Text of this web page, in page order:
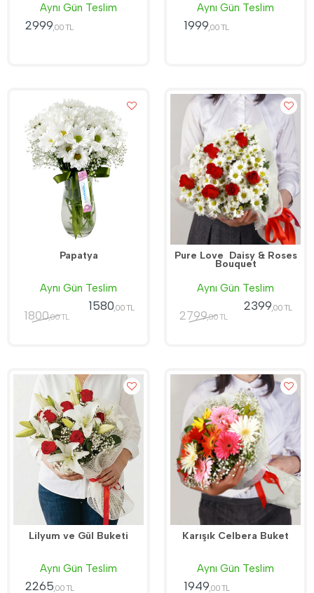
Aynı Gün Teslim
2999 ,00 TL
Aynı Gün Teslim
1999 ,00 TL
Papatya
Aynı Gün Teslim
1800,00 TL
1580,00 TL
Pure Love  Daisy & Roses
Bouquet
Aynı Gün Teslim
2799,00 TL
2399 ,00 TL
Lilyum ve Gül Buketi
Aynı Gün Teslim
2265,00 TL
Karışık Celbera Buket
Aynı Gün Teslim
1949,00 TL